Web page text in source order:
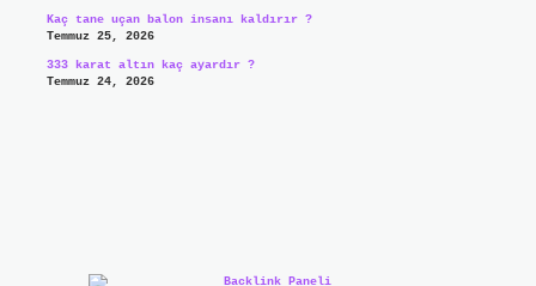
Kaç tane uçan balon insanı kaldırır ?
Temmuz 25, 2026
333 karat altın kaç ayardır ?
Temmuz 24, 2026